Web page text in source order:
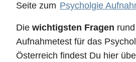
Seite zum Psycholgie
Die wichtigsten Fragen
Aufnahmetest für das
Österreich findest Du hier